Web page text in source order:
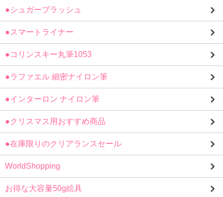
●シュガーブラッシュ
●スマートライナー
●コリンスキー丸筆1053
●ラファエル 細密ナイロン筆
●インターロン ナイロン筆
●クリスマス用おすすめ商品
●在庫限りのクリアランスセール
WorldShopping
お得な大容量50g絵具